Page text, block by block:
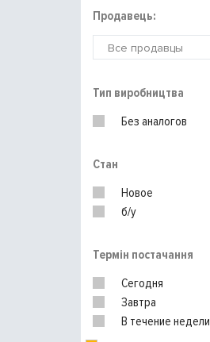
Продавець:
Тип виробництва
Без аналогов
Стан
Новое
б/у
Термін постачання
Сегодня
Завтра
В течение недели